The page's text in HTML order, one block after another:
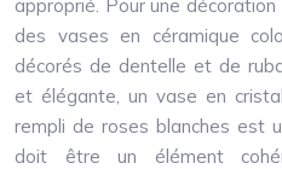
approprié. Pour une
des vases en céramique
décorés de dentelle et de
et élégante, un vase en
rempli de roses blanches est
doit être un élément